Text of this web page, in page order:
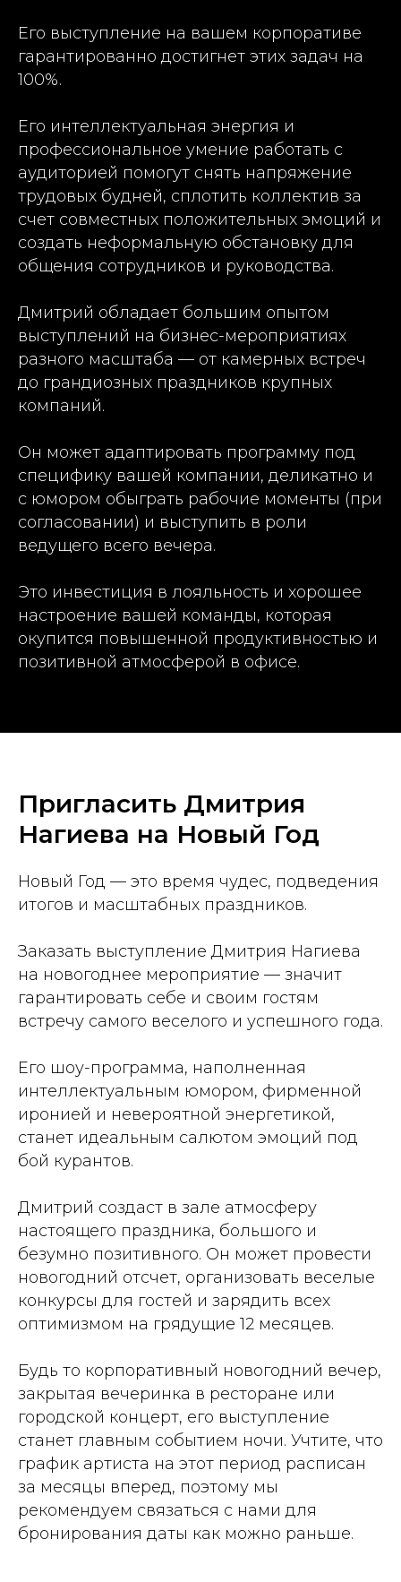
Его выступление на вашем корпоративе
гарантированно достигнет этих задач на
100%.
Его интеллектуальная энергия и
профессиональное умение работать с
аудиторией помогут снять напряжение
трудовых будней, сплотить коллектив за
счет совместных положительных эмоций и
создать неформальную обстановку для
общения сотрудников и руководства.
Дмитрий обладает большим опытом
выступлений на бизнес-мероприятиях
разного масштаба — от камерных встреч
до грандиозных праздников крупных
компаний.
Он может адаптировать программу под
специфику вашей компании, деликатно и
с юмором обыграть рабочие моменты (при
согласовании) и выступить в роли
ведущего всего вечера.
Это инвестиция в лояльность и хорошее
настроение вашей команды, которая
окупится повышенной продуктивностью и
позитивной атмосферой в офисе.
Пригласить Дмитрия
Нагиева на Новый Год
Новый Год — это время чудес, подведения
итогов и масштабных праздников.
Заказать выступление Дмитрия Нагиева
на новогоднее мероприятие — значит
гарантировать себе и своим гостям
встречу самого веселого и успешного года.
Его шоу-программа, наполненная
интеллектуальным юмором, фирменной
иронией и невероятной энергетикой,
станет идеальным салютом эмоций под
бой курантов.
Дмитрий создаст в зале атмосферу
настоящего праздника, большого и
безумно позитивного. Он может провести
новогодний отсчет, организовать веселые
конкурсы для гостей и зарядить всех
оптимизмом на грядущие 12 месяцев.
Будь то корпоративный новогодний вечер,
закрытая вечеринка в ресторане или
городской концерт, его выступление
станет главным событием ночи. Учтите, что
график артиста на этот период расписан
за месяцы вперед, поэтому мы
рекомендуем связаться с нами для
бронирования даты как можно раньше.